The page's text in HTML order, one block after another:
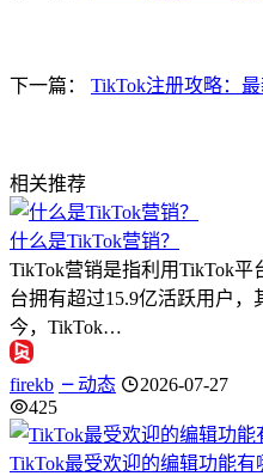
下一篇： TikTok注册攻略：
相关推荐
什么是TikTok营销？
TikTok营销是指利用TikTok
台拥有超过15.9亿活跃用户
今，TikTok…
firekb 动态
2026-07-27
425
TikTok最受欢迎的编辑功能有